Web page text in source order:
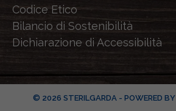
Codice Etico
Bilancio di Sostenibilità
Dichiarazione di Accessibilità
© 2026 STERILGARDA - POWERED BY